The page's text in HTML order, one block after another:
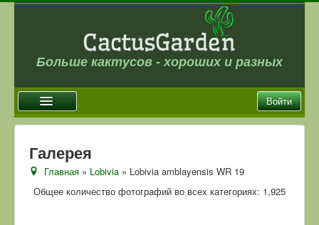
Больше кактусов - хороших и разных
Войти
Новости
Галерея
Галерея
Главная » Lobivia » Lobivia amblayensis WR 19
Общее количество фотографий во всех категориях: 1,925